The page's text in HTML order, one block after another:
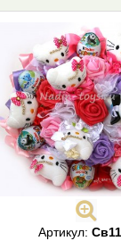
Артикул: